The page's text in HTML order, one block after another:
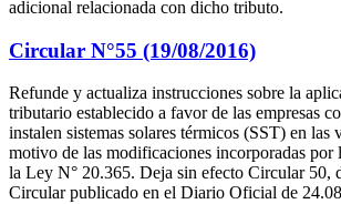
adicional relacionada con dicho tributo.
Circular N°55 (19/08/2016)
Refunde y actualiza instrucciones sobre la
tributario establecido a favor de las empresas
instalen sistemas solares térmicos (SST) en las
motivo de las modificaciones incorporadas por
la Ley N° 20.365. Deja sin efecto Circular 50,
Circular publicado en el Diario Oficial de